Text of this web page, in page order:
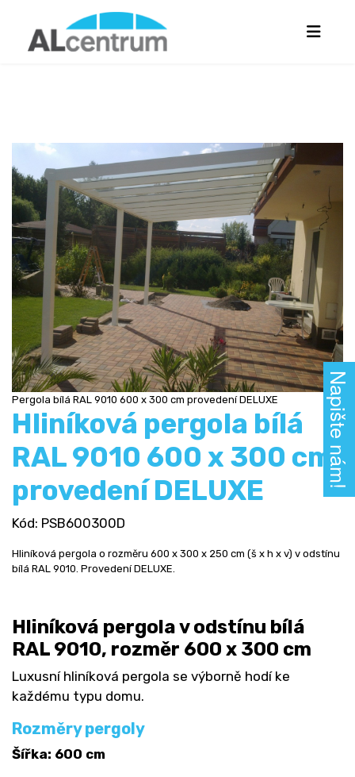
Pergola bílá RAL 9010 600 x 300 cm provedení DELUXE
Hliníková pergola bílá
RAL 9010 600 x 300 cm
provedení DELUXE
Kód: PSB600300D
Hliníková pergola o rozměru 600 x 300 x 250 cm (š x h x v) v odstínu
bílá RAL 9010. Provedení DELUXE.
Hliníková pergola v odstínu bílá
RAL 9010, rozměr 600 x 300 cm
Luxusní hliníková pergola se výborně hodí ke
každému typu domu.
Rozměry pergoly
Šířka: 600 cm
Napište nám!